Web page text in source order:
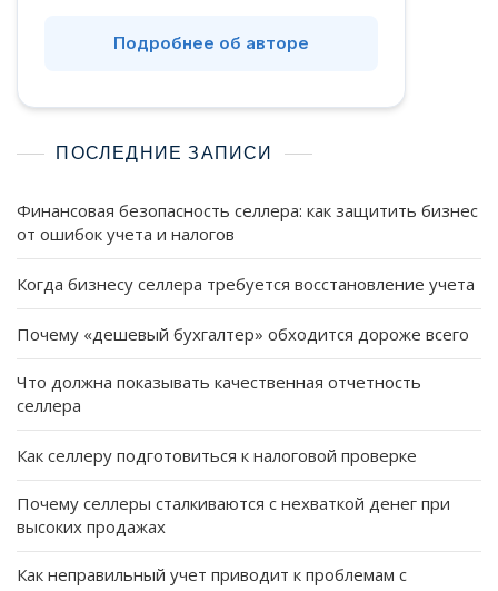
Подробнее об авторе
ПОСЛЕДНИЕ ЗАПИСИ
Финансовая безопасность селлера: как защитить бизнес
от ошибок учета и налогов
Когда бизнесу селлера требуется восстановление учета
Почему «дешевый бухгалтер» обходится дороже всего
Что должна показывать качественная отчетность
селлера
Как селлеру подготовиться к налоговой проверке
Почему селлеры сталкиваются с нехваткой денег при
высоких продажах
Как неправильный учет приводит к проблемам с